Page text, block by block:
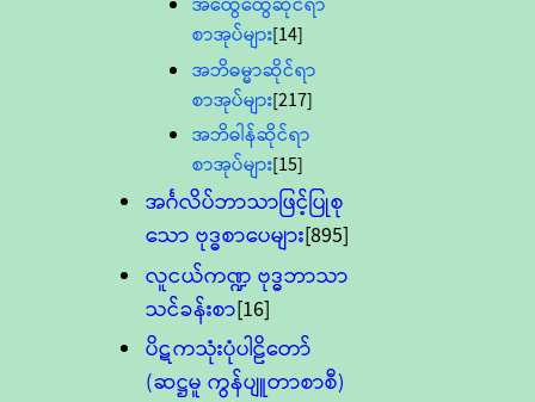
စာအုပ်များ[14]
အဘိဓမ္မာဆိုင်ရာ
စာအုပ်များ[217]
အဘိဓါန်ဆိုင်ရာ
စာအုပ်များ[15]
အင်္ဂလိပ်ဘာသာဖြင့်ပြုစု
သော ဗုဒ္ဓစာပေများ[895]
လူငယ်ကဏ္ဍ ဗုဒ္ဓဘာသာ
သင်ခန်းစာ[16]
ပိဋကသုံးပုံပါဠိတော်
(ဆဋ္ဌမူ ကွန်ပျူတာစာစီ)